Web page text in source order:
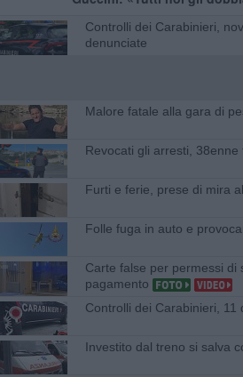
Controlli dei Carabinieri,
denunciate
Malore fatale alla gara di
Revocati gli arresti, 38enne
Furti e ferie, prese di mira
Folle fuga in auto e
Carte false per permessi di
pagamento
Controlli dei Carabinieri, 11
Investito dal treno si salva